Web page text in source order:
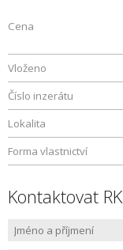
Cena
Vloženo
Číslo inzerátu
Lokalita
Forma vlastnictví
Kontaktovat RK